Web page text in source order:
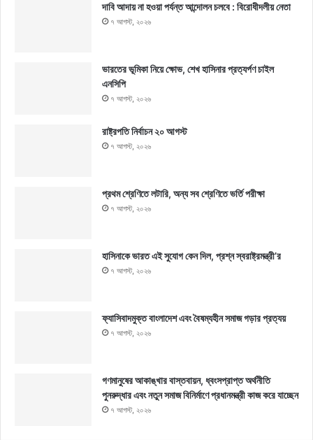
দাবি আদায় না হওয়া পর্যন্ত আন্দোলন চলবে : বিরোধীদলীয় নেতা
৭ আগস্ট, ২০২৬
ভারতের ভূমিকা নিয়ে ক্ষোভ, শেখ হাসিনার প্রত্যর্পণ চাইল
এনসিপি
৭ আগস্ট, ২০২৬
রাষ্ট্রপতি নির্বাচন ২০ আগস্ট
৭ আগস্ট, ২০২৬
প্রথম শ্রেণিতে লটারি, অন্য সব শ্রেণিতে ভর্তি পরীক্ষা
৭ আগস্ট, ২০২৬
হাসিনাকে ভারত এই সুযোগ কেন দিল, প্রশ্ন স্বরাষ্ট্রমন্ত্রী’র
৭ আগস্ট, ২০২৬
ফ্যাসিবাদমুক্ত বাংলাদেশ এবং বৈষম্যহীন সমাজ গড়ার প্রত্যয়
৭ আগস্ট, ২০২৬
গণমানুষের আকাঙ্খার বাস্তবায়ন, ধ্বংসপ্রাপ্ত অর্থনীতি
পুনরুদ্ধার এবং নতুন সমাজ বিনির্মাণে প্রধানমন্ত্রী কাজ করে যাচ্ছেন
৭ আগস্ট, ২০২৬